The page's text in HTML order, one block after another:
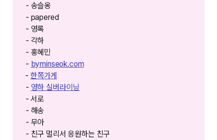
- 송슬옹
- papered
- 영록
- 각하
- 홍혜민
- byminseok.com⁠⁠⁠
⁠⁠⁠⁠- 한쪽가게⁠⁠⁠⁠⁠⁠⁠⁠
- 영하 실버라이닝
- ⁠⁠서로
- 해송
- 무아
- 친구 멀리서 응원하는 친구